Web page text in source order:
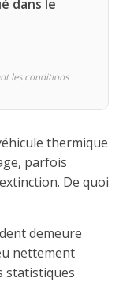
dans le
les conditions
thermique
parfois
De quoi
demeure
nettement
statistiques